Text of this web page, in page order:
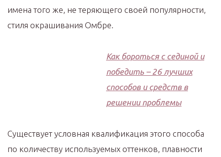
имена того же, не теряющего своей популярности,
стиля окрашивания Омбре.
Как бороться с сединой и
победить – 26 лучших
способов и средств в
решении проблемы
Существует условная квалификация этого способа
по количеству используемых оттенков, плавности